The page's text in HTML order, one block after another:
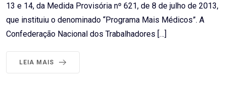
13 e 14, da Medida Provisória nº 621, de 8 de julho de 2013,
que instituiu o denominado “Programa Mais Médicos”. A
Confederação Nacional dos Trabalhadores […]
LEIA MAIS